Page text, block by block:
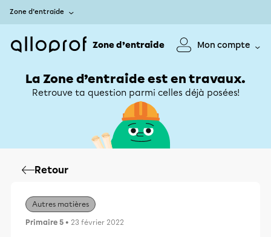
Zone d’entraide
Zone d’entraide Mon compte
La Zone d’entraide est en travaux.
Retrouve ta question parmi celles déjà posées!
Retour
Autres matières
Primaire 5 • 23 février 2022